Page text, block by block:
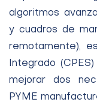
algoritmos
y cuadros de
remotamente),
Integrado
mejorar dos
PYME